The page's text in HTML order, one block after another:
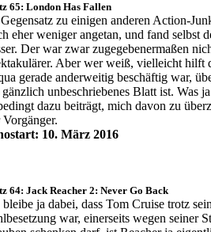
65: London Has Fallen
zu einigen anderen Action-
eher weniger angetan, und fand
Der war zwar zugegebenermaßen
Aber wer weiß, vielleicht hilft
gerade anderweitig beschäftig war,
unbeschriebenes Blatt ist. Was
dazu beiträgt, mich davon zu
Vorgänger.
10. März 2016
64: Jack Reacher 2: Never Go Back
ja dabei, dass Tom Cruise trotz
war, einerseits wegen seiner